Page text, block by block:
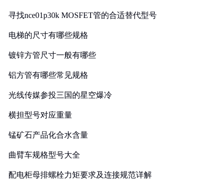
寻找nce01p30k MOSFET管的合适替代型号
电梯的尺寸有哪些规格
镀锌方管尺寸一般有哪些
铝方管有哪些常见规格
光线传媒参投三国的星空爆冷
横担型号对应重量
锰矿石产品化合水含量
曲臂车规格型号大全
配电柜母排螺栓力矩要求及连接规范详解